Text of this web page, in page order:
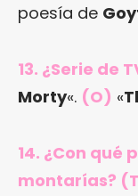
poesía de
13. ¿Serie de
Morty«. (O) «
14. ¿Con qué
montarías?